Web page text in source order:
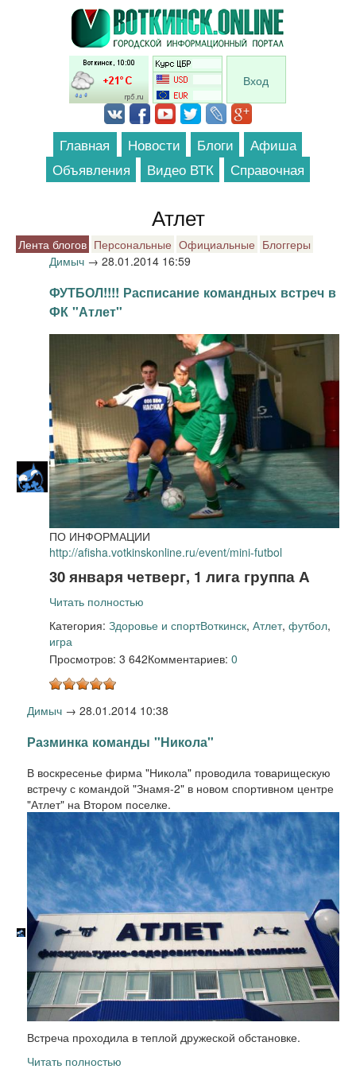
Перейти к основному содержанию
Вход
Главная Новости Блоги
Афиша
Объявления
Видео ВТК Справочная
Атлет
Лента блогов Персональные Официальные Блоггеры
Димыч → 28.01.2014 16:59
ФУТБОЛ!!!! Расписание командных встреч в
ФК "Атлет"
ПО ИНФОРМАЦИИ
http://afisha.votkinskonline.ru/event/mini-futbol
30 января четверг, 1 лига группа А
Читать полностью
Категория: Здоровье и спортВоткинск, Атлет, футбол,
игра
Просмотров: 3 642Комментариев: 0
Димыч → 28.01.2014 10:38
Разминка команды "Никола"
В воскресенье фирма "Никола" проводила товарищескую
встречу с командой "Знамя-2" в новом спортивном центре
"Атлет" на Втором поселке.
Встреча проходила в теплой дружеской обстановке.
Читать полностью